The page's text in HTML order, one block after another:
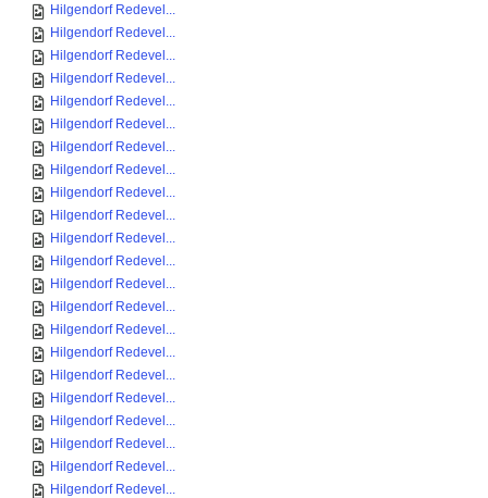
Hilgendorf Redevel...
Hilgendorf Redevel...
Hilgendorf Redevel...
Hilgendorf Redevel...
Hilgendorf Redevel...
Hilgendorf Redevel...
Hilgendorf Redevel...
Hilgendorf Redevel...
Hilgendorf Redevel...
Hilgendorf Redevel...
Hilgendorf Redevel...
Hilgendorf Redevel...
Hilgendorf Redevel...
Hilgendorf Redevel...
Hilgendorf Redevel...
Hilgendorf Redevel...
Hilgendorf Redevel...
Hilgendorf Redevel...
Hilgendorf Redevel...
Hilgendorf Redevel...
Hilgendorf Redevel...
Hilgendorf Redevel...